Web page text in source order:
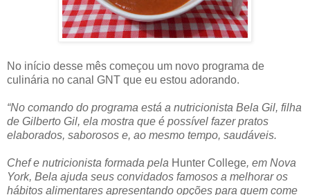
No início desse mês começou um novo programa de
culinária no canal GNT que eu estou adorando.
“No comando do programa está a nutricionista Bela Gil, filha
de Gilberto Gil, ela mostra que é possível fazer pratos
elaborados, saborosos e, ao mesmo tempo, saudáveis.
Chef e nutricionista formada pela Hunter College, em Nova
York, Bela ajuda seus convidados famosos a melhorar os
hábitos alimentares apresentando opções para quem come